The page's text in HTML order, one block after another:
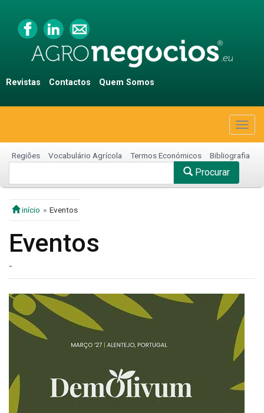
Revistas Contactos Quem Somos
Regiões Vocabulário Agrícola Termos Económicos Bibliografia
Procurar
início Eventos
Eventos
-